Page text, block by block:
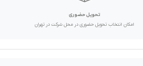
تحویل حضوری
امکان انتخاب تحویل حضوری در محل شرکت در تهران